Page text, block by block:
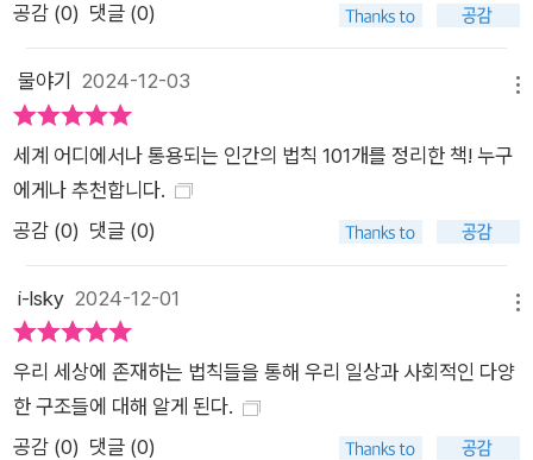
야기지만, 성공을 위해서 그 많은 법칙이 모두 필요한 것은 아니
다. 아무리 크게 성공한 사람들이라도 불과 몇 가지 이내의 법칙
을 신조로 삼았을 뿐이다. 대부분의 법칙은 재미있게 읽으면서 눈
에 담고, 중요하다고 생각되는 몇 가지 법칙은 교훈 정도로 머리
에 담고, ‘바로 이거다!’라고 생각되는 한두 가지 법칙은 가슴에
깊이 새겨 반드시 실천하기를 바란다. 그리고 인생을 살면서 아래
와 같은 의문을 품은 사람이라면 특히 일독을 권한다. ‘나는 하는
일마다 실패하는데, 왜 저 사람은 하는 일마다 성공할까?’ ‘이 세
상을 살아가면서 영리하고 똑똑한 사람들이 쳐놓은 덫과 함정에
빠지지 않는 지혜를 어디에서 구할까?’ ‘지금 세상은 어떻게 움직
이고, 그런 세상을 지배하는 법칙들은 어떻게 발전되었는가?’ ‘성
공한 사람들이 이미 알고, 남모르게 쓰고 있는 성공 방정식은 무
엇일까?’ 세상을 살면서 한두 가지의 중요한 법칙이나 철학도 없
공감 (0) 댓글 (0)
물야기 2024-12-03
세계 어디에서나 통용되는 인간의 법칙 101개를 정리한 책! 누구
에게나 추천합니다.
공감 (0) 댓글 (0)
i-lsky 2024-12-01
우리 세상에 존재하는 법칙들을 통해 우리 일상과 사회적인 다양
한 구조들에 대해 알게 된다.
공감 (0) 댓글 (0)